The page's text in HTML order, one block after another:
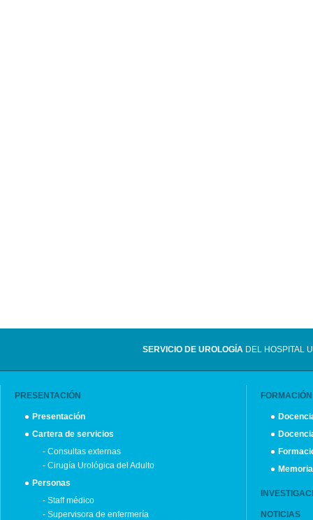
SERVICIO DE UROLOGÍA DEL HOSPITAL
PRESENTACIÓN
Presentación
Cartera de servicios
- Consultas externas
- Cirugía Urológica del Adulto
Personas
- Staff médico
- Supervisora de enfermería
FORMACIÓN
NOTICIAS